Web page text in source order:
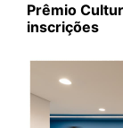
Prêmio
inscrições